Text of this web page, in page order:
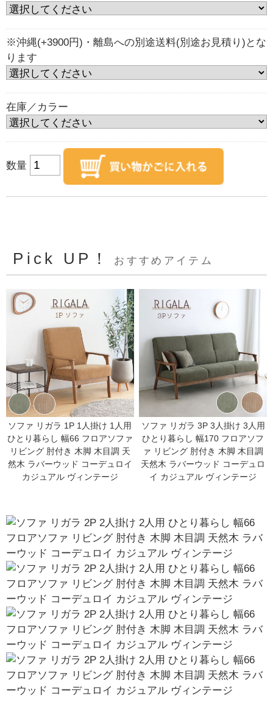
※沖縄(+3900円)・離島への別途送料(別途お見積り)とな
ります
在庫／カラー
数量
Pick UP！ おすすめアイテム
ソファ リガラ 1P 1人掛け 1人用
ひとり暮らし 幅66 フロアソファ
リビング 肘付き 木脚 木目調 天
然木 ラバーウッド コーデュロイ
カジュアル ヴィンテージ
ソファ リガラ 3P 3人掛け 3人用
ひとり暮らし 幅170 フロアソフ
ァ リビング 肘付き 木脚 木目調
天然木 ラバーウッド コーデュロ
イ カジュアル ヴィンテージ